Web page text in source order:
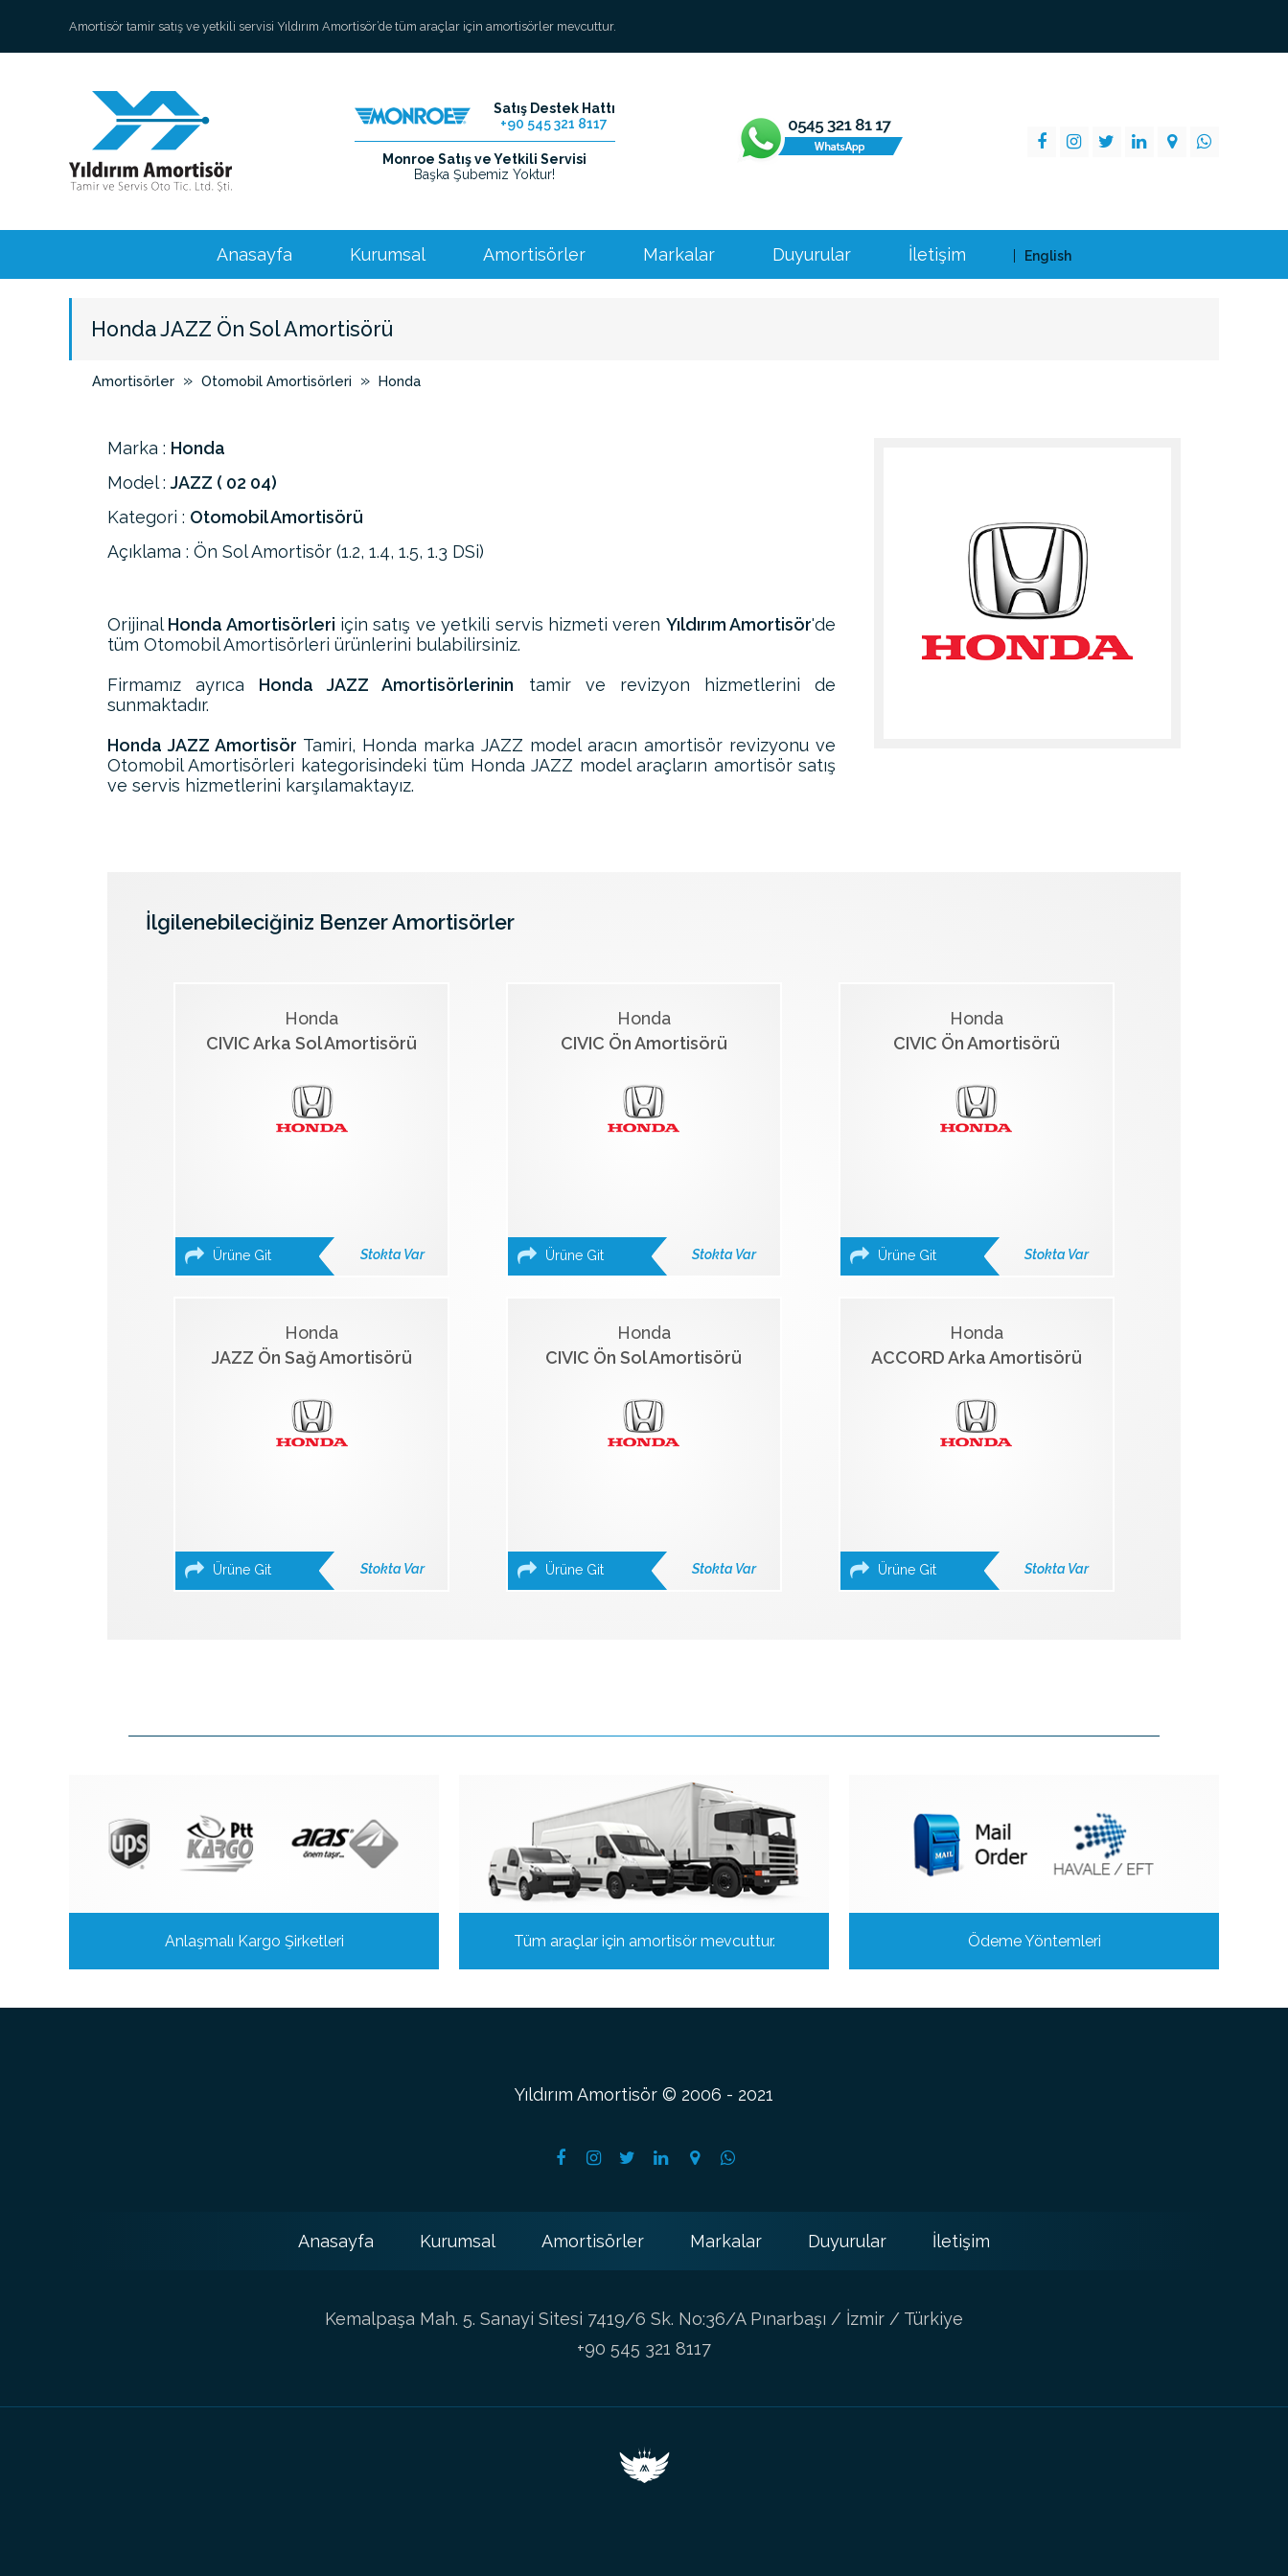
Amortisör tamir satış ve yetkili servisi Yıldırım Amortisör’de tüm araçlar için amortisörler mevcuttur.
Satış Destek Hattı
+90 545 321 8117
Monroe Satış ve Yetkili Servisi
Başka Şubemiz Yoktur!
Anasayfa Kurumsal Amortisörler Markalar Duyurular İletişim English
Honda JAZZ Ön Sol Amortisörü
Amortisörler » Otomobil Amortisörleri » Honda
Marka : Honda
Model : JAZZ ( 02 04)
Kategori : Otomobil Amortisörü
Açıklama : Ön Sol Amortisör (1.2, 1.4, 1.5, 1.3 DSi)
Orijinal Honda Amortisörleri için satış ve yetkili servis hizmeti veren Yıldırım Amortisör'de
tüm Otomobil Amortisörleri ürünlerini bulabilirsiniz.
Firmamız ayrıca Honda JAZZ Amortisörlerinin tamir ve revizyon hizmetlerini de
sunmaktadır.
Honda JAZZ Amortisör Tamiri, Honda marka JAZZ model aracın amortisör revizyonu ve
Otomobil Amortisörleri kategorisindeki tüm Honda JAZZ model araçların amortisör satış
ve servis hizmetlerini karşılamaktayız.
İlgilenebileciğiniz Benzer Amortisörler
Honda
CIVIC Arka Sol Amortisörü
Ürüne Git Stokta Var
Honda
CIVIC Ön Amortisörü
Ürüne Git Stokta Var
Honda
CIVIC Ön Amortisörü
Ürüne Git Stokta Var
Honda
JAZZ Ön Sağ Amortisörü
Ürüne Git Stokta Var
Honda
CIVIC Ön Sol Amortisörü
Ürüne Git Stokta Var
Honda
ACCORD Arka Amortisörü
Ürüne Git Stokta Var
Anlaşmalı Kargo Şirketleri Tüm araçlar için amortisör mevcuttur. Ödeme Yöntemleri
Yıldırım Amortisör © 2006 - 2021
Anasayfa Kurumsal Amortisörler Markalar Duyurular İletişim
Kemalpaşa Mah. 5. Sanayi Sitesi 7419/6 Sk. No:36/A Pınarbaşı / İzmir / Türkiye
+90 545 321 8117